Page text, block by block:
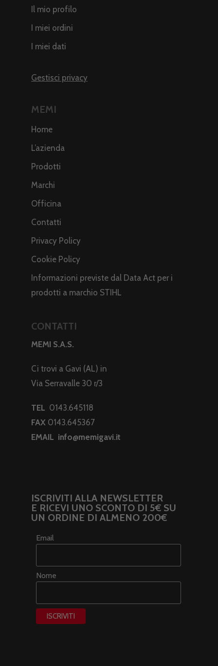
Il mio profilo
I miei ordini
I miei dati
Gestisci privacy
MEMI
Home
L’azienda
Prodotti
Marchi
Officina
Contatti
Privacy Policy
Cookie Policy
Informazioni previste dal Data Act per i
prodotti a marchio STIHL
CONTATTI
MEMI S.A.S.
Ci trovi a Gavi (AL) in
Via Serravalle 30 r/3
TEL 0143.645118
FAX 0143.645367
EMAIL info@memigavi.it
ISCRIVITI ALLA NEWSLETTER
E RICEVI UNO SCONTO DI 5€ SU
UN ORDINE DI ALMENO 200€
Email
Nome